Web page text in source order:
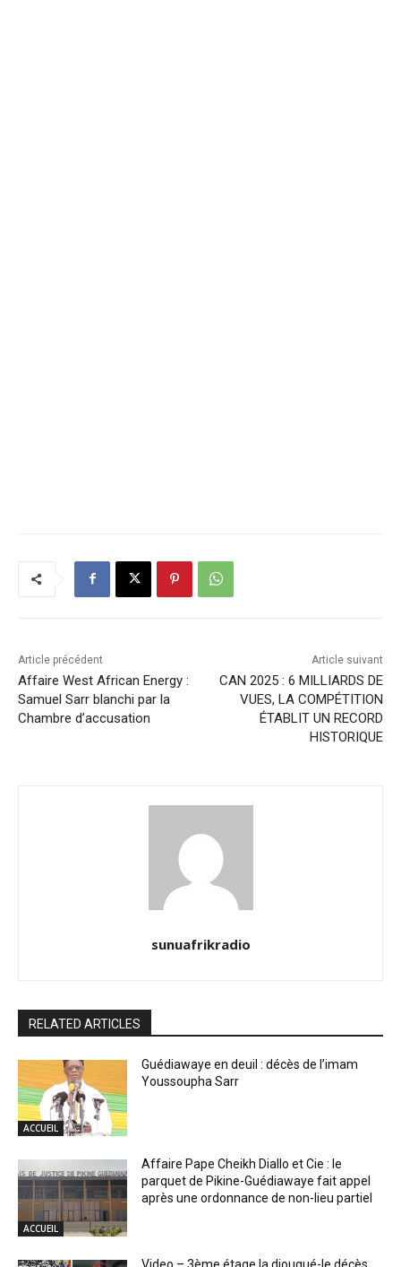
Article précédent
Affaire West African Energy :
Samuel Sarr blanchi par la
Chambre d’accusation
Article suivant
CAN 2025 : 6 MILLIARDS DE
VUES, LA COMPÉTITION
ÉTABLIT UN RECORD
HISTORIQUE
sunuafrikradio
RELATED ARTICLES
ACCUEIL
Guédiawaye en deuil : décès de l’imam
Youssoupha Sarr
ACCUEIL
Affaire Pape Cheikh Diallo et Cie : le
parquet de Pikine-Guédiawaye fait appel
après une ordonnance de non-lieu partiel